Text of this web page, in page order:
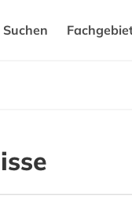
Suchen